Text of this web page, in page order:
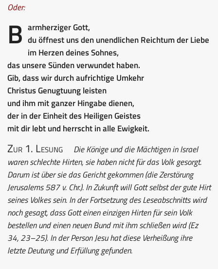
Oder:
B armherziger Gott,
du öffnest uns den unendlichen Reichtum der Liebe
im Herzen deines Sohnes,
das unsere Sünden verwundet haben.
Gib, dass wir durch aufrichtige Umkehr
Christus Genugtuung leisten
und ihm mit ganzer Hingabe dienen,
der in der Einheit des Heiligen Geistes
mit dir lebt und herrscht in alle Ewigkeit.
Zur 1. Lesung
Die Könige und die Mächtigen in Israel
waren schlechte Hirten, sie haben nicht für das Volk gesorgt.
Darum ist über sie das Gericht gekommen (die Zerstörung
Jerusalems 587 v. Chr.). In Zukunft will Gott selbst der gute Hirt
seines Volkes sein. In der Fortsetzung des Leseabschnitts wird
noch gesagt, dass Gott einen einzigen Hirten für sein Volk
bestellen und einen neuen Bund mit ihm schließen wird (Ez
34, 23–25). In der Person Jesu hat diese Verheißung ihre
letzte Deutung und Erfüllung gefunden.